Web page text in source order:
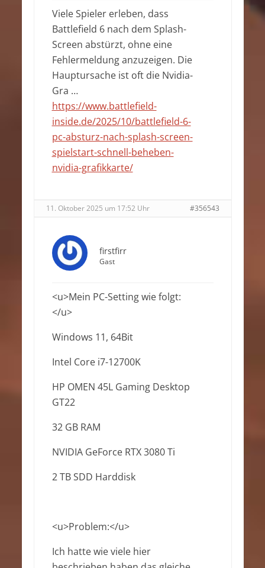
Viele Spieler erleben, dass
Battlefield 6 nach dem Splash-
Screen abstürzt, ohne eine
Fehlermeldung anzuzeigen. Die
Hauptursache ist oft die Nvidia-
Gra …
https://www.battlefield-
inside.de/2025/10/battlefield-6-
pc-absturz-nach-splash-screen-
spielstart-schnell-beheben-
nvidia-grafikkarte/
11. Oktober 2025 um 17:52 Uhr #356543
firstfirr
Gast
<u>Mein PC-Setting wie folgt:
</u>
Windows 11, 64Bit
Intel Core i7-12700K
HP OMEN 45L Gaming Desktop
GT22
32 GB RAM
NVIDIA GeForce RTX 3080 Ti
2 TB SDD Harddisk
<u>Problem:</u>
Ich hatte wie viele hier